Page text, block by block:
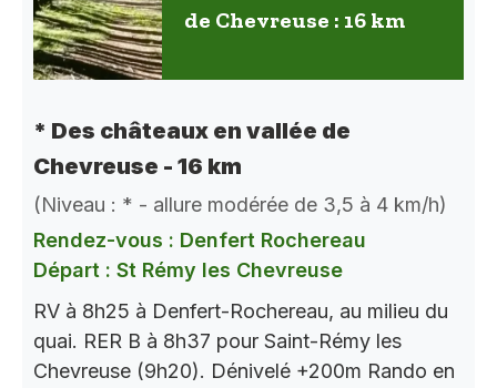
de Chevreuse : 16 km
* Des châteaux en vallée de
Chevreuse - 16 km
(Niveau : * - allure modérée de 3,5 à 4 km/h)
Rendez-vous : Denfert Rochereau
Départ : St Rémy les Chevreuse
RV à 8h25 à Denfert-Rochereau, au milieu du
quai. RER B à 8h37 pour Saint-Rémy les
Chevreuse (9h20). Dénivelé +200m Rando en